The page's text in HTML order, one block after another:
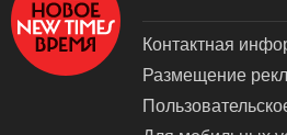
Контактная
Размещение